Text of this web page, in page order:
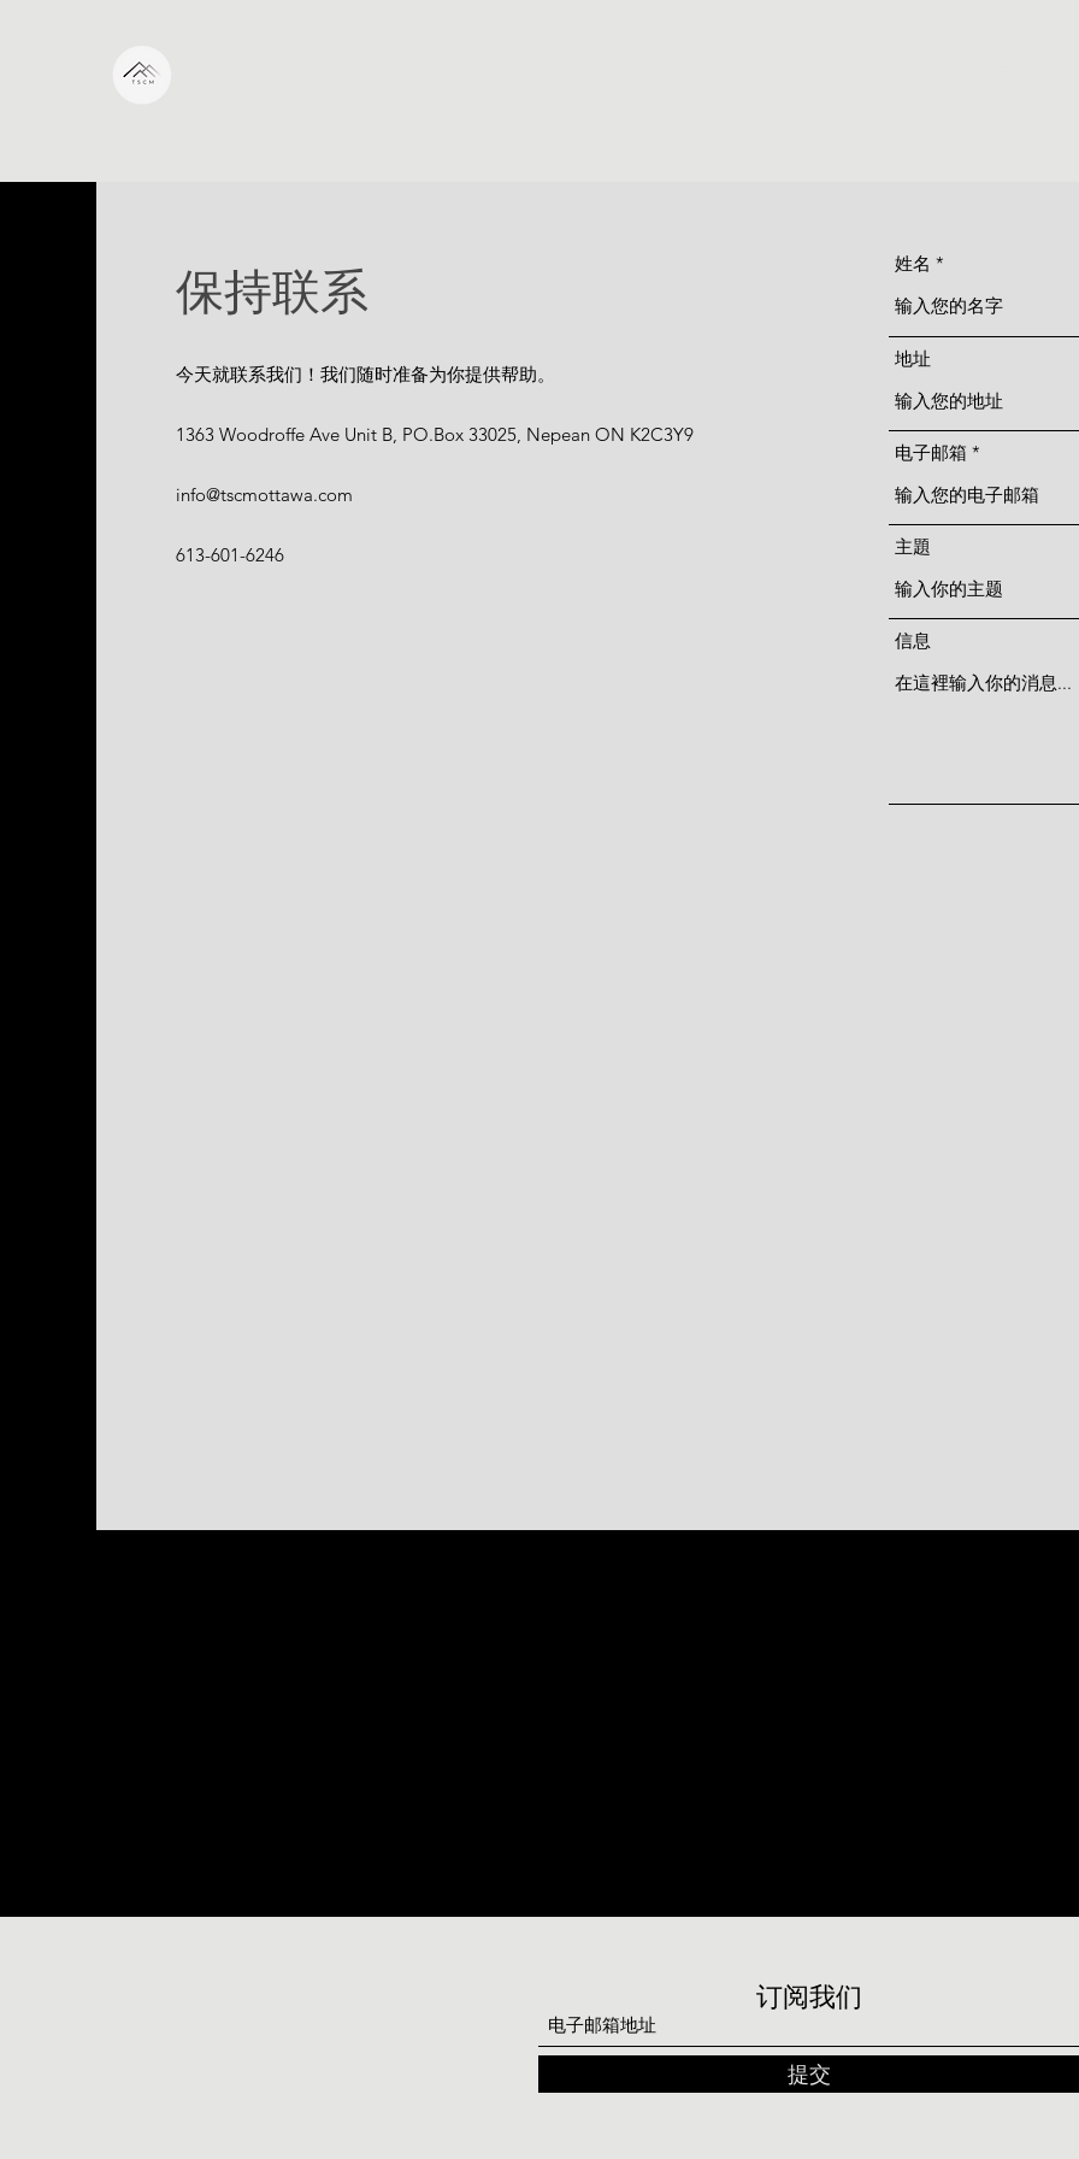
保持联系
今天就联系我们！我们随时准备为你提供帮助。
1363 Woodroffe Ave Unit B, PO.Box 33025, Nepean ON K2C3Y9
info@tscmottawa.com
613-601-6246
姓名
地址
电子邮箱
主題
信息
订阅我们
提交